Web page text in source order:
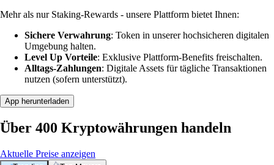
Mehr als nur Staking-Rewards - unsere Plattform bietet Ihnen:
Sichere Verwahrung: Token in unserer hochsicheren digitalen
Umgebung halten.
Level Up Vorteile: Exklusive Plattform-Benefits freischalten.
Alltags-Zahlungen: Digitale Assets für tägliche Transaktionen
nutzen (sofern unterstützt).
App herunterladen
Über 400 Kryptowährungen handeln
Aktuelle Preise anzeigen